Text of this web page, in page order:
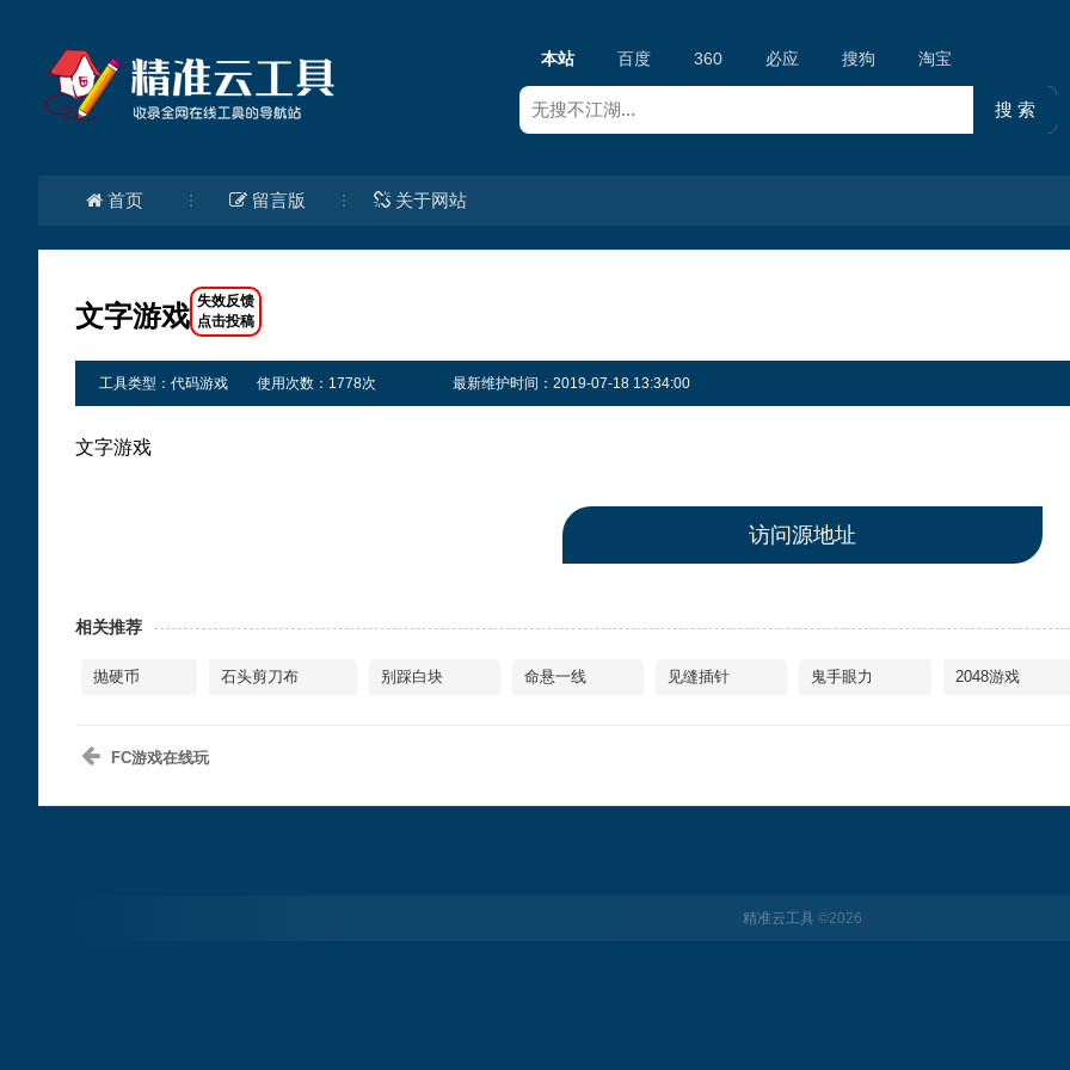
本站 百度 360 必应 搜狗 淘宝
首页 留言版 关于网站
文字游戏
工具类型：代码游戏 使用次数：1778次 最新维护时间：2019-07-18 13:34:00
文字游戏
访问源地址
相关推荐
抛硬币 石头剪刀布 别踩白块 命悬一线 见缝插针 鬼手眼力 2048游戏
FC游戏在线玩
精准云工具 ©2026